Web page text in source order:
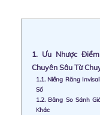
1. Ưu Nhược
Chuyên Sâu Từ
1.1. Niềng Răng
Số
1.2. Bảng So Sánh
Khác